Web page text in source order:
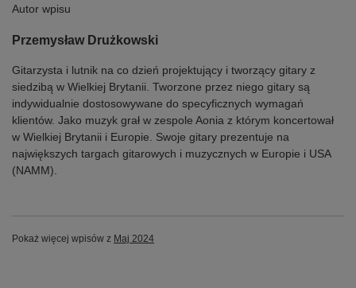
Autor wpisu
Przemysław Drużkowski
Gitarzysta i lutnik na co dzień projektujący i tworzący gitary z
siedzibą w Wielkiej Brytanii. Tworzone przez niego gitary są
indywidualnie dostosowywane do specyficznych wymagań
klientów. Jako muzyk grał w zespole Aonia z którym koncertował
w Wielkiej Brytanii i Europie. Swoje gitary prezentuje na
największych targach gitarowych i muzycznych w Europie i USA
(NAMM).
Pokaż więcej wpisów z Maj 2024